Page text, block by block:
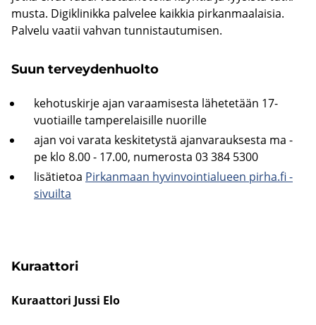
mus­ta. Di­gikli­nik­ka pal­ve­lee kaik­kia pir­kan­maa­lai­sia.
Pal­ve­lu vaa­tii vah­van tun­nis­tau­tu­mi­sen.
Suun ter­vey­den­huol­to
ke­ho­tus­kir­je ajan va­raa­mi­ses­ta lä­he­te­tään 17-​
vuotiaille tam­pe­re­lai­sil­le nuo­ril­le
ajan voi va­ra­ta kes­ki­te­tys­tä ajan­va­rauk­ses­ta ma -
pe klo 8.00 - 17.00, nu­me­ros­ta 03 384 5300
li­sä­tie­toa Pir­kan­maan hy­vin­voin­tia­lu­een pirha.fi -​
sivuilta
Ku­raat­to­ri
Ku­raat­to­ri Jussi Elo